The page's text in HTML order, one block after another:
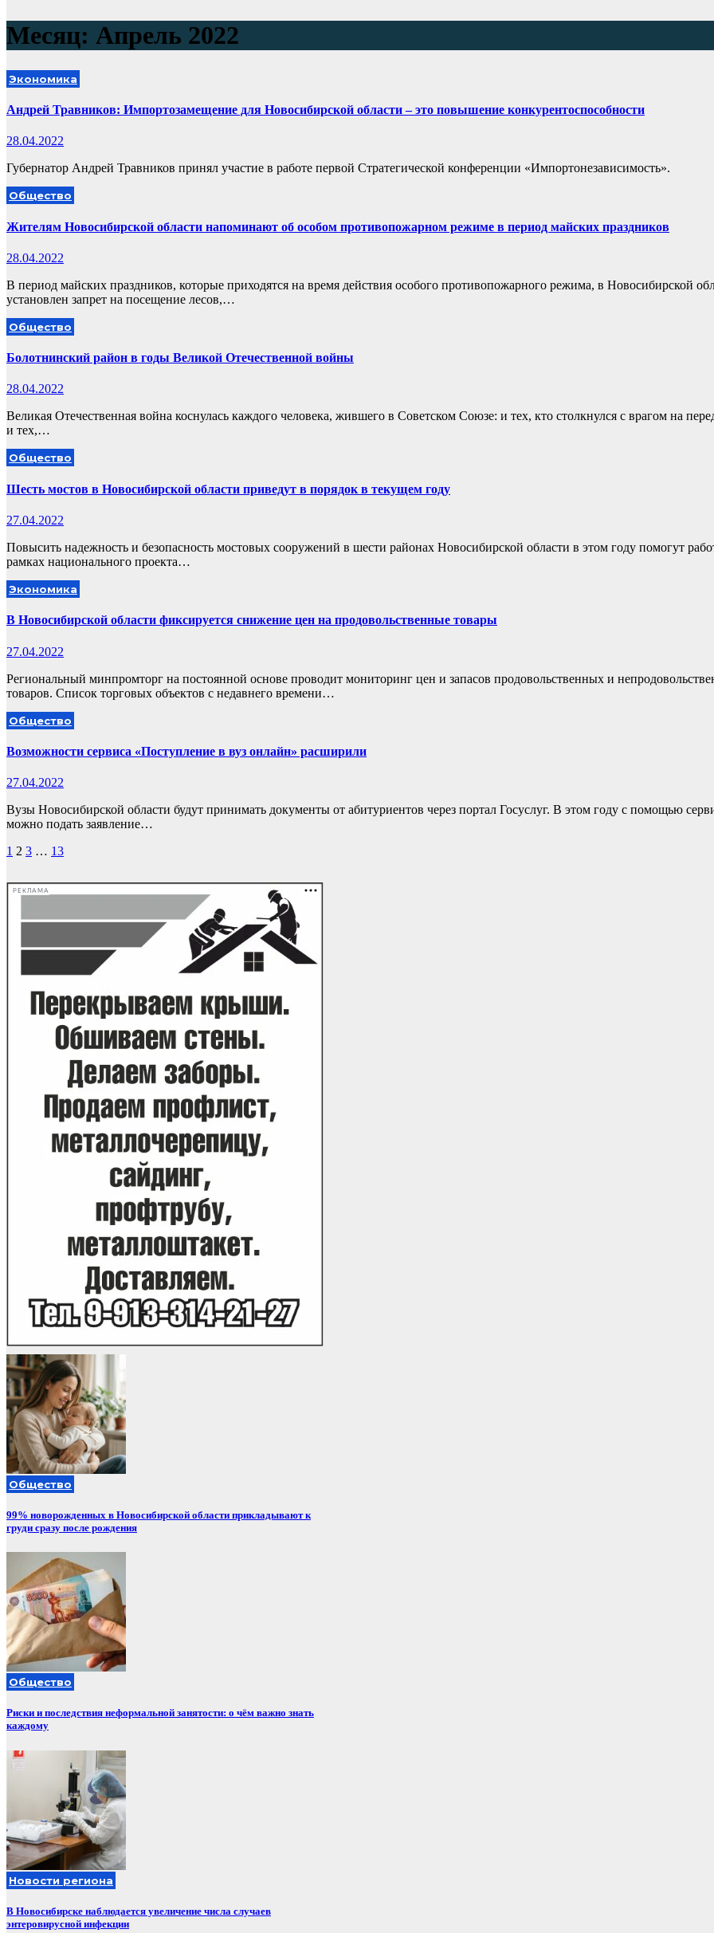
Месяц: Апрель 2022
Экономика
Андрей Травников: Импортозамещение для Новосибирской области – это повышение конкурентоспособности
28.04.2022
Губернатор Андрей Травников принял участие в работе первой Стратегической конференции «Импортонезависимость».
Общество
Жителям Новосибирской области напоминают об особом противопожарном режиме в период майских праздников
28.04.2022
В период майских праздников, которые приходятся на время действия особого противопожарного режима, в Новосибирской
установлен запрет на посещение лесов,…
Общество
Болотнинский район в годы Великой Отечественной войны
28.04.2022
Великая Отечественная война коснулась каждого человека, жившего в Советском Союзе: и тех, кто столкнулся с врагом на
и тех,…
Общество
Шесть мостов в Новосибирской области приведут в порядок в текущем году
27.04.2022
Повысить надежность и безопасность мостовых сооружений в шести районах Новосибирской области в этом году помогут
рамках национального проекта…
Экономика
В Новосибирской области фиксируется снижение цен на продовольственные товары
27.04.2022
Региональный минпромторг на постоянной основе проводит мониторинг цен и запасов продовольственных и
товаров. Список торговых объектов с недавнего времени…
Общество
Возможности сервиса «Поступление в вуз онлайн» расширили
27.04.2022
Вузы Новосибирской области будут принимать документы от абитуриентов через портал Госуслуг. В этом году с помощью
можно подать заявление…
Пагинация
1 2 3 … 13
РЕКЛАМА
Общество
99% новорожденных в Новосибирской области прикладывают к
груди сразу после рождения
Общество
Риски и последствия неформальной занятости: о чём важно знать
каждому
Новости региона
В Новосибирске наблюдается увеличение числа случаев
энтеровирусной инфекции